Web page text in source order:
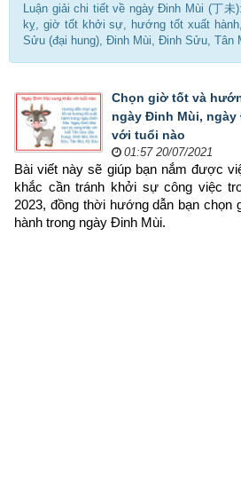
Luận giải chi tiết về ngày Đinh Mùi (丁
kỵ, giờ tốt khởi sự, hướng tốt xuất
Sửu (đại hung), Đinh Mùi, Đinh Sửu, Tân
Chọn giờ tốt và
ngày Đinh Mùi,
với tuổi nào
01:57 20/07/2021
Bài viết này sẽ giúp bạn nắm được
khắc cần tránh khởi sự công việc
2023, đồng thời hướng dẫn bạn chọn
hành trong ngày Đinh Mùi.